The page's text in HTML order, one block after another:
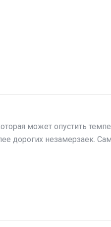
может опустить
дорогих незамерзаек.